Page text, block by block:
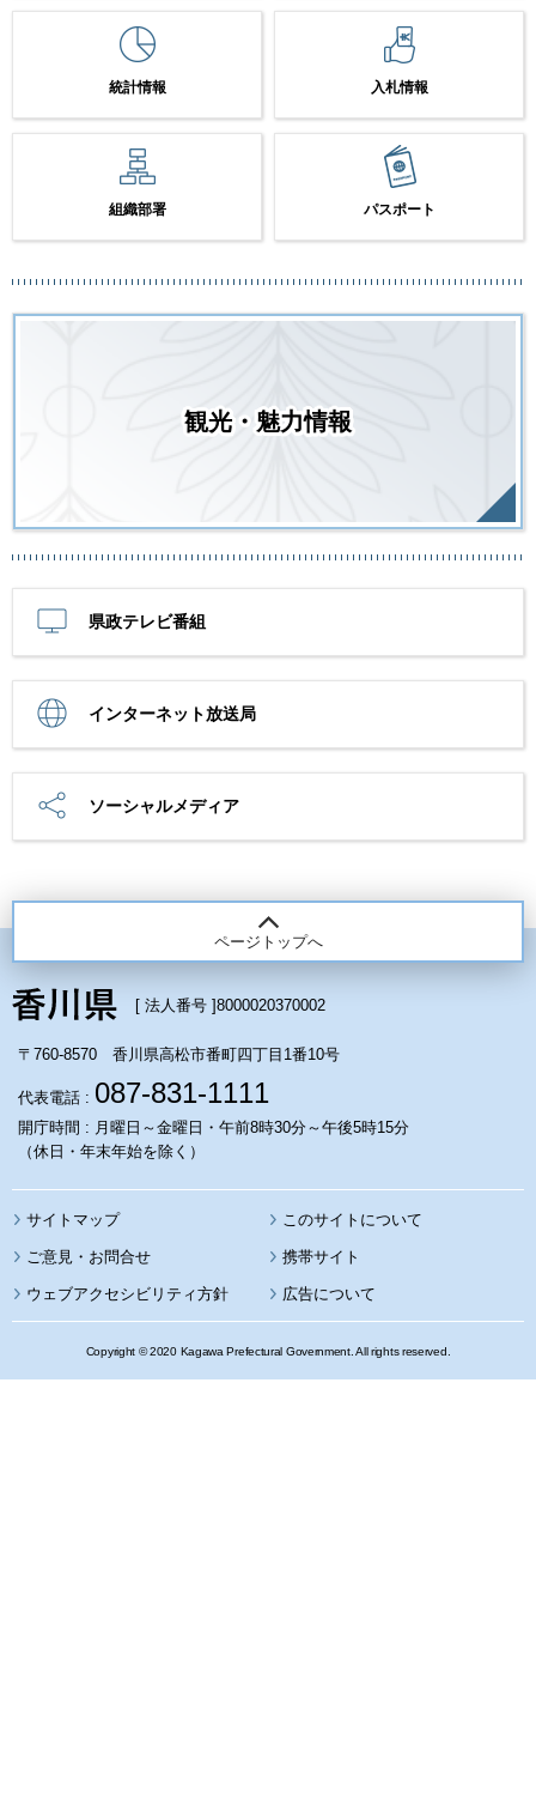
統計情報 入札情報
組織部署 パスポート
観光・魅力情報
県政テレビ番組
インターネット放送局
ソーシャルメディア
ページトップへ
[ 法人番号 ]8000020370002
〒760-8570 香川県高松市番町四丁目1番10号
代表電話 : 087-831-1111
開庁時間 : 月曜日～金曜日・午前8時30分～午後5時15分
（休日・年末年始を除く）
サイトマップ このサイトについて
携帯サイト
ウェブアクセシビリティ方針 広告について
Copyright © 2020 Kagawa Prefectural Government. All rights reserved.